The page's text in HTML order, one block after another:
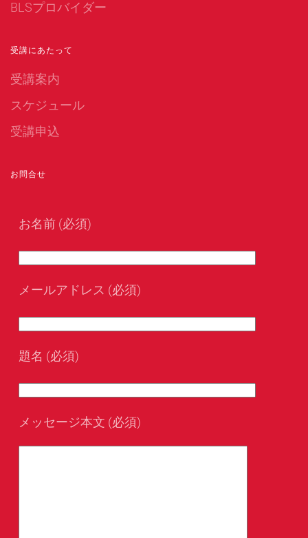
BLSプロバイダー
受講にあたって
受講案内
スケジュール
受講申込
お問合せ
お名前 (必須)
メールアドレス (必須)
題名 (必須)
メッセージ本文 (必須)